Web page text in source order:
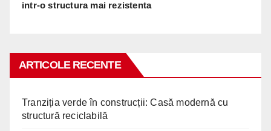
intr-o structura mai rezistenta
ARTICOLE RECENTE
Tranziția verde în construcții: Casă modernă cu
structură reciclabilă